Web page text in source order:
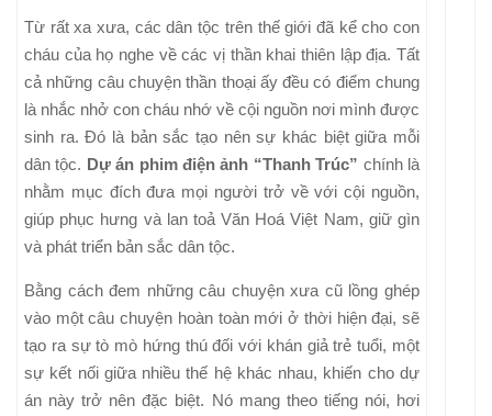
Từ rất xa xưa, các dân tộc trên thế giới đã kể cho con
cháu của họ nghe về các vị thần khai thiên lập địa. Tất
cả những câu chuyện thần thoại ấy đều có điểm chung
là nhắc nhở con cháu nhớ về cội nguồn nơi mình được
sinh ra. Đó là bản sắc tạo nên sự khác biệt giữa mỗi
dân tộc. Dự án phim điện ảnh “Thanh Trúc” chính là
nhằm mục đích đưa mọi người trở về với cội nguồn,
giúp phục hưng và lan toả Văn Hoá Việt Nam, giữ gìn
và phát triển bản sắc dân tộc.
Bằng cách đem những câu chuyện xưa cũ lồng ghép
vào một câu chuyện hoàn toàn mới ở thời hiện đại, sẽ
tạo ra sự tò mò hứng thú đối với khán giả trẻ tuổi, một
sự kết nối giữa nhiều thế hệ khác nhau, khiến cho dự
án này trở nên đặc biệt. Nó mang theo tiếng nói, hơi